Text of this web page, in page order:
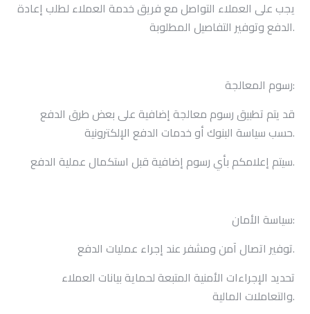
يجب على العملاء التواصل مع فريق خدمة العملاء لطلب إعادة
الدفع وتوفير التفاصيل المطلوبة.
رسوم المعالجة:
قد يتم تطبيق رسوم معالجة إضافية على بعض طرق الدفع
حسب سياسة البنوك أو خدمات الدفع الإلكترونية.
سيتم إعلامكم بأي رسوم إضافية قبل استكمال عملية الدفع.
سياسة الأمان:
توفير اتصال آمن ومشفر عند إجراء عمليات الدفع.
تحديد الإجراءات الأمنية المتبعة لحماية بيانات العملاء
والتعاملات المالية.